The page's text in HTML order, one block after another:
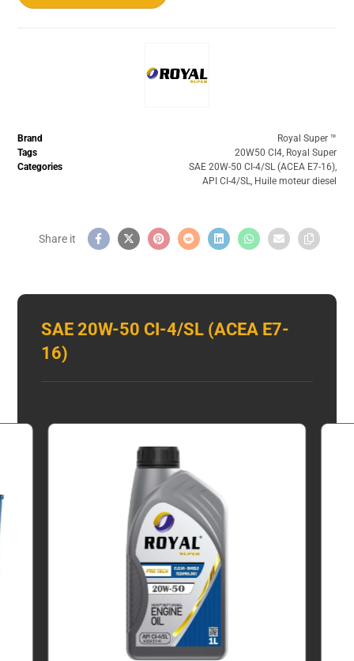
Brand
Royal Super ™️
Tags
20W50 CI4, Royal Super
Categories
SAE 20W-50 CI-4/SL (ACEA E7-16),
API CI-4/SL, Huile moteur diesel
SAE 20W-50 CI-4/SL (ACEA E7-
16)